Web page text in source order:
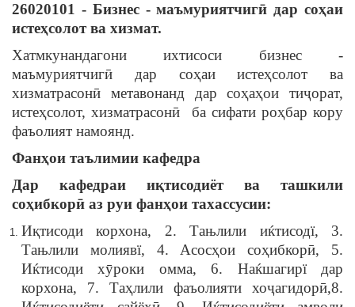
26020101 - Бизнес -маъмуриятчигӣ дар соҳаи
истеҳсолот ва хизмат.
Хатмкунандагони ихтисоси бизнес -
маъмуриятчигӣ дар соҳаи истеҳсолот ва
хизматрасонӣ метавонанд дар соҳаҳои тиҷорат,
истеҳсолот, хизматрасонӣ ба сифати роҳбар кору
фаъолият намоянд.
Фанҳои таълимии кафедра
Дар кафедраи иқтисодиёт ва ташкили
соҳибкорӣ аз руи фанҳои тахассусии:
Иқтисоди корхона, 2. Тањлили иќтисодї, 3.
Тањлили молиявї, 4. Асосҳои соҳибкорӣ, 5.
Иќтисоди хӯроки омма, 6. Наќшагирї дар
корхона, 7. Таҳлили фаъолияти хоҷагидорӣ,8.